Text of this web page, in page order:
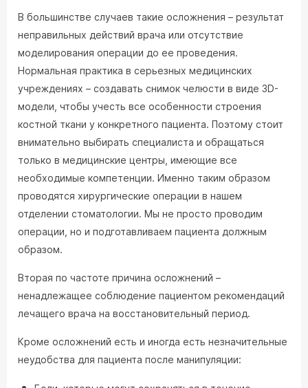
В большинстве случаев такие осложнения – результат
неправильных действий врача или отсутствие
моделирования операции до ее проведения.
Нормальная практика в серьезных медицинских
учреждениях – создавать снимок челюсти в виде 3D-
модели, чтобы учесть все особенности строения
костной ткани у конкретного пациента. Поэтому стоит
внимательно выбирать специалиста и обращаться
только в медицинские центры, имеющие все
необходимые компетенции. Именно таким образом
проводятся хирургические операции в нашем
отделении стоматологии. Мы не просто проводим
операции, но и подготавливаем пациента должным
образом.
Вторая по частоте причина осложнений –
ненадлежащее соблюдение пациентом рекомендаций
лечащего врача на восстановительный период.
Кроме осложнений есть и иногда есть незначительные
неудобства для пациента после манипуляции: